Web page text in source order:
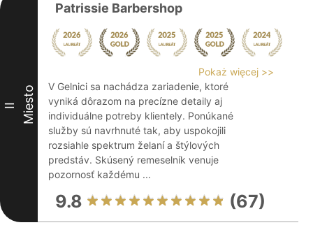
II Miesto
Patrissie Barbershop
Pokaż więcej >>
V Gelnici sa nachádza zariadenie, ktoré
vyniká dôrazom na precízne detaily aj
individuálne potreby klientely. Ponúkané
služby sú navrhnuté tak, aby uspokojili
rozsiahle spektrum želaní a štýlových
predstáv. Skúsený remeselník venuje
pozornosť každému ...
9.8 (67)